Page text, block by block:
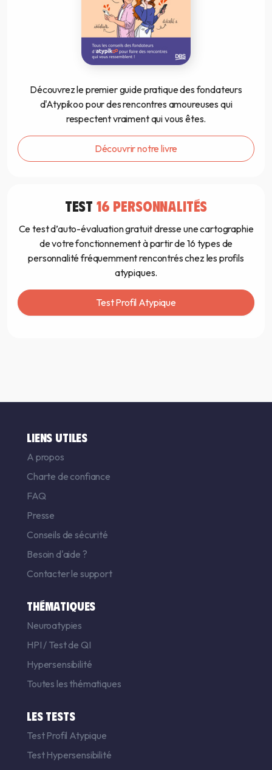
Découvrez le premier guide pratique des fondateurs
d'Atypikoo pour des rencontres amoureuses qui
respectent vraiment qui vous êtes.
Découvrir notre livre
TEST 16 PERSONNALITÉS
Ce test d’auto-évaluation gratuit dresse une cartographie
de votre fonctionnement à partir de 16 types de
personnalité fréquemment rencontrés chez les profils
atypiques.
Test Profil Atypique
LIENS UTILES
A propos
Charte de confiance
FAQ
Presse
Conseils de sécurité
Besoin d'aide ?
Contacter le support
THÉMATIQUES
Neuroatypies
HPI / Test de QI
Hypersensibilité
Toutes les thématiques
LES TESTS
Test Profil Atypique
Test Hypersensibilité